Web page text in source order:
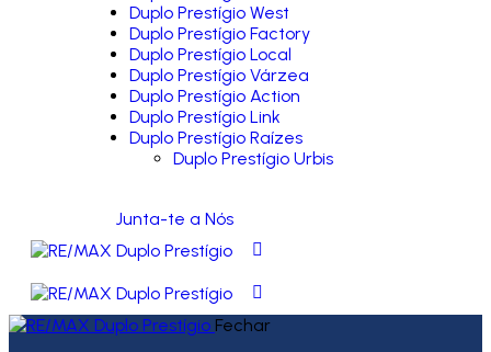
Duplo Prestígio West
Duplo Prestígio Factory
Duplo Prestígio Local
Duplo Prestígio Várzea
Duplo Prestígio Action
Duplo Prestígio Link
Duplo Prestígio Raízes
Duplo Prestígio Urbis
Junta-te a Nós
Fechar